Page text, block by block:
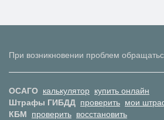
При возникновении проблем
ОСАГО калькулятор купить онлайн
Штрафы ГИБДД проверить мои
КБМ проверить восстановить